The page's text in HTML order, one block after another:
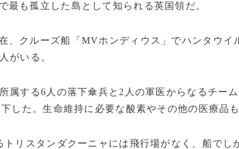
最も孤立した島として知られる英国領だ。
、クルーズ船「MVホンディウス」でハンタウイ
がいる。
属する6人の落下傘兵と2人の軍医からなるチー
した。生命維持に必要な酸素やその他の医療品
トリスタンダクーニャには飛行場がなく、船でし